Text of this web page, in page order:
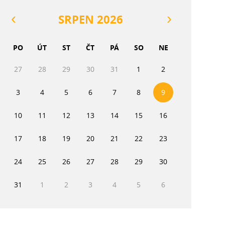
SRPEN 2026
PO ÚT ST ČT PÁ SO NE
27 28 29 30 31 1 2
3 4 5 6 7 8 9
10 11 12 13 14 15 16
17 18 19 20 21 22 23
24 25 26 27 28 29 30
31 1 2 3 4 5 6